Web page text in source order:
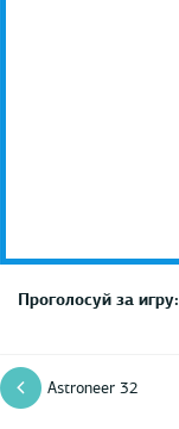
Проголосуй за игру:
Astroneer 32